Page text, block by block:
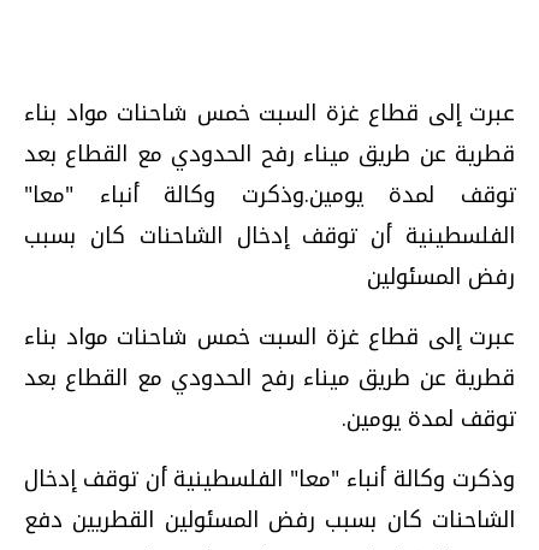
عبرت إلى قطاع غزة السبت خمس شاحنات مواد بناء
قطرية عن طريق ميناء رفح الحدودي مع القطاع بعد
توقف لمدة يومين.وذكرت وكالة أنباء "معا"
الفلسطينية أن توقف إدخال الشاحنات كان بسبب
رفض المسئولين
عبرت إلى قطاع غزة السبت خمس شاحنات مواد بناء
قطرية عن طريق ميناء رفح الحدودي مع القطاع بعد
توقف لمدة يومين.
وذكرت وكالة أنباء "معا" الفلسطينية أن توقف إدخال
الشاحنات كان بسبب رفض المسئولين القطريين دفع